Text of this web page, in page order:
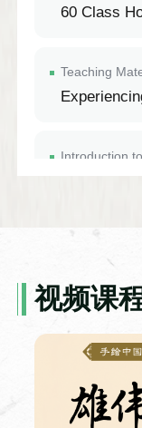
60 Class
Teaching
Introduction
Year Two
Class Hours
60 Class
Teaching
视频课